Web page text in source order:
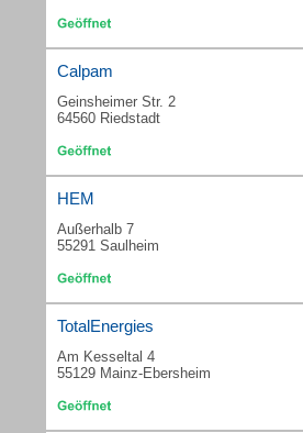
Calpam
Geinsheimer Str. 2
64560 Riedstadt
HEM
Außerhalb 7
55291 Saulheim
TotalEnergies
Am Kesseltal 4
55129 Mainz-Ebersheim